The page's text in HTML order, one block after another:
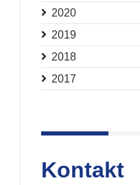
2020
2019
2018
2017
Kontakt